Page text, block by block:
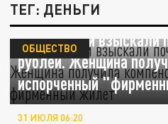
ТЕГ: ДЕНЬГИ
С химчистки взыскали
рублей. Женщина
испорченный
ОБЩЕСТВО
31 ИЮЛЯ 06:20